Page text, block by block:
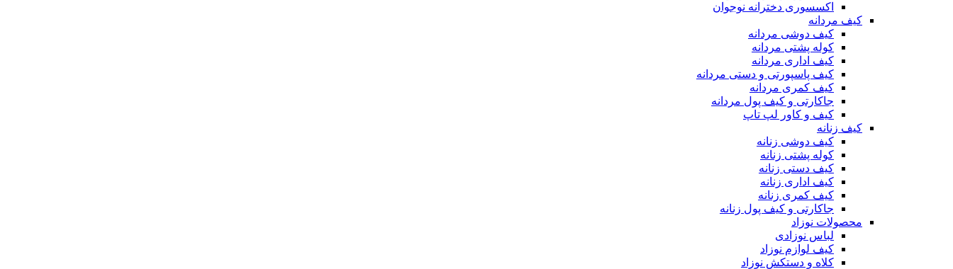
اکسسوری دخترانه نوجوان
کیف مردانه
کیف دوشی مردانه
کوله پشتی مردانه
کیف اداری مردانه
کیف پاسپورتی و دستی مردانه
کیف کمری مردانه
جاکارتی و کیف پول مردانه
کیف و کاور لپ تاپ
کیف زنانه
کیف دوشی زنانه
کوله پشتی زنانه
کیف دستی زنانه
کیف اداری زنانه
کیف کمری زنانه
جاکارتی و کیف پول زنانه
محصولات نوزاد
لباس نوزادی
کیف لوازم نوزاد
کلاه و دستکش نوزاد